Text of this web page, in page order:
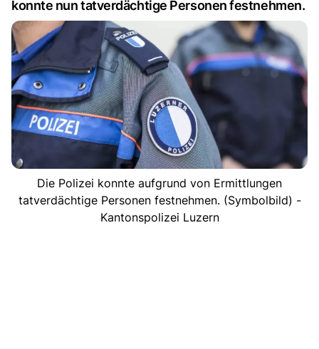
konnte nun tatverdächtige Personen festnehmen.
Die Polizei konnte aufgrund von Ermittlungen
tatverdächtige Personen festnehmen. (Symbolbild) -
Kantonspolizei Luzern